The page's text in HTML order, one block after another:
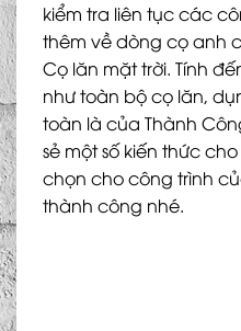
kiểm tra liên tục các
thêm về dòng cọ anh
Cọ lăn mặt trời. Tính
như toàn bộ cọ lăn,
toàn là của Thành
sẻ một số kiến thức
chọn cho công trình
thành công nhé.